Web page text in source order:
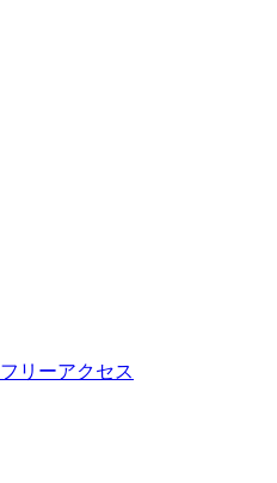
フリーアクセス